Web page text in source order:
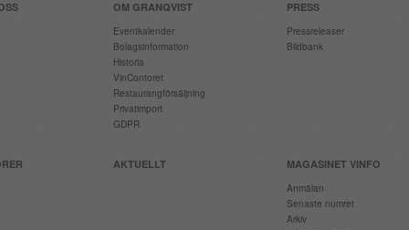
OM GRANQVIST
Eventkalender
Bolagsinformation
Historia
VinContoret
Restaurangförsäljning
Privatimport
GDPR
PRESS
Pressreleaser
Bildbank
AKTUELLT MAGASINET VINFO
Anmälan
Senaste numret
Arkiv